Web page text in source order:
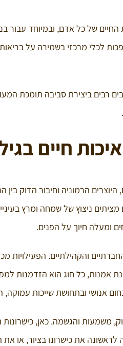
החיים של כל אדם, ובמיוחד עבור
לכלי מרכזי בשמירה על
רבים ביצירת סביבה תומכת
חיים
הרמוניה וחיבור הדוק בין
ניצוץ של שמחה ומרץ בעיניים.
ומעלה חיוך על הפנים.
והקהילתיים. הפעילויות
אמנות, כל חוג הוא הזדמנות
אנושי ובתחושת שייכות עמוקה,
והגשמה. כאן, כישרונות
את כישרונו בציור, או